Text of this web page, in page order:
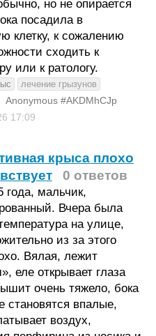
но не опирается
посадила в
клетку, к сожалению
сходить к
или к ратологу.
лечение грызунов
Anonymous #AKDMhCJp
17:09
крыса плохо
0 ответов
года, мальчик,
Вчера была
на улице,
из за этого
Вялая, лежит
еле открывает глаза
очень тяжело, бока
становятся впалые,
воздух,